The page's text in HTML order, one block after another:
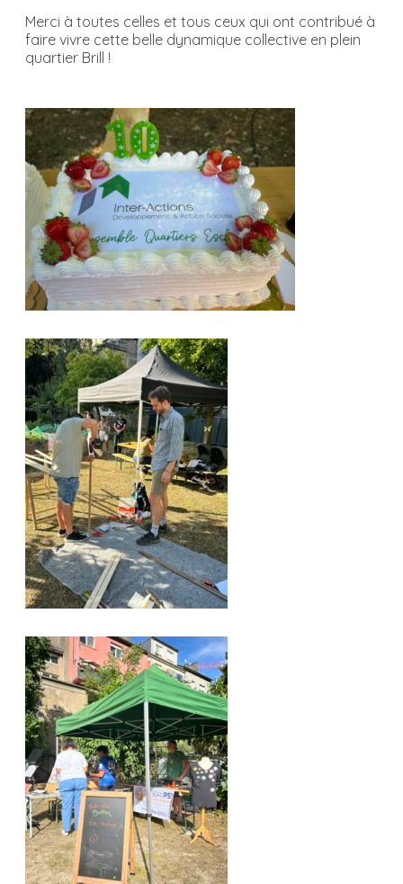
Merci à toutes celles et tous ceux qui ont contribué à
faire vivre cette belle dynamique collective en plein
quartier Brill !